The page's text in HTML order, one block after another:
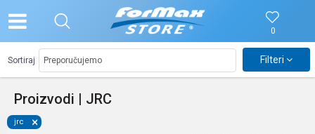
0
Proizvodi | JRC
Sortiraj Filteri
jrc